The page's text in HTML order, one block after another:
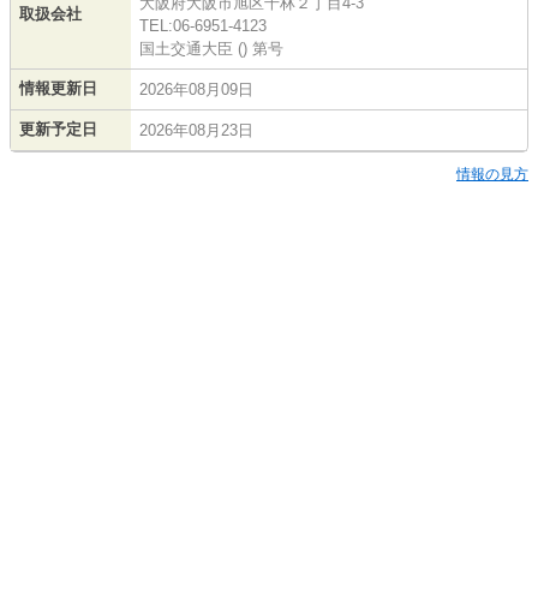
取扱会社
TEL:06-6951-4123
国土交通大臣 () 第号
情報更新日 2026年08月09日
更新予定日 2026年08月23日
情報の見方